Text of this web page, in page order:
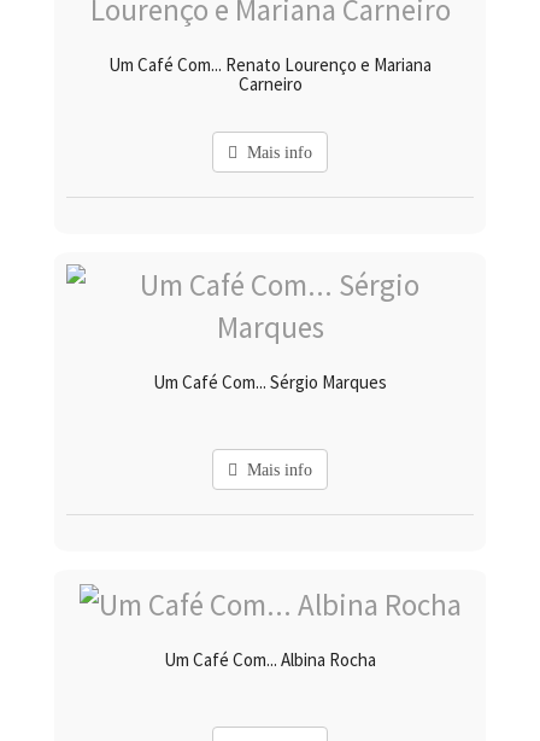
Um Café Com... Renato Lourenço e Mariana
Carneiro
Mais info
Um Café Com... Sérgio Marques
Mais info
Um Café Com... Albina Rocha